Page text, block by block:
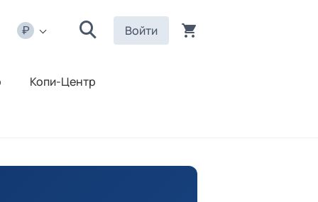
Войти
Копи-Центр